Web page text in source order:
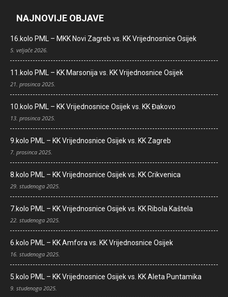
NAJNOVIJE OBJAVE
16.kolo PML – MKK Novi Zagreb vs. KK Vrijednosnice Osijek
5. veljače 2026.
11.kolo PML – KK Marsonija vs. KK Vrijednosnice Osijek
21. prosinca 2025.
10.kolo PML – KK Vrijednosnice Osijek vs. KK Đakovo
13. prosinca 2025.
9.kolo PML – KK Vrijednosnice Osijek vs. KK Zagreb
7. prosinca 2025.
8.kolo PML – KK Vrijednosnice Osijek vs. KK Crikvenica
29. studenoga 2025.
7.kolo PML – KK Vrijednosnice Osijek vs. KK Ribola Kaštela
22. studenoga 2025.
6.kolo PML – KK Amfora vs. KK Vrijednosnice Osijek
16. studenoga 2025.
5.kolo PML – KK Vrijednosnice Osijek vs. KK Aleta Puntamika
9. studenoga 2025.